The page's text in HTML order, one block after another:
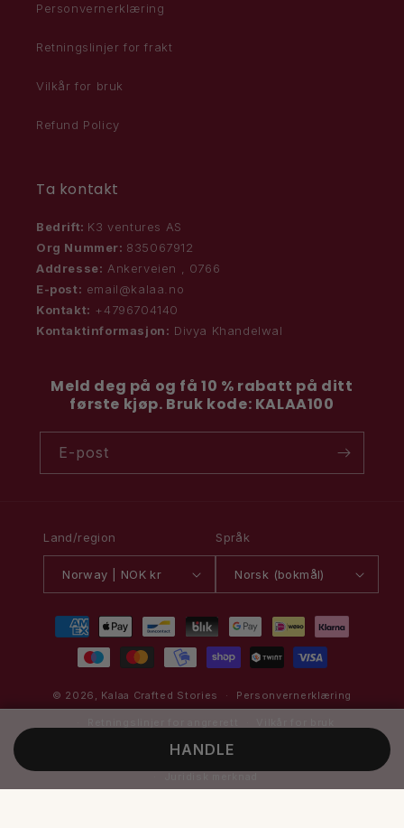
HANDLE
Personvernerklæring
Retningslinjer for frakt
Vilkår for bruk
Refund Policy
Ta kontakt
Bedrift: K3 ventures AS
Org Nummer: 835067912
Addresse: Ankerveien , 0766
E-post: email@kalaa.no
Kontakt: +4796704140
Kontaktinformasjon: Divya Khandelwal
Meld deg på og få 10 % rabatt på ditt
første kjøp. Bruk kode: KALAA100
E-post
Land/region
Norway | NOK kr
Språk
Norsk (bokmål)
Betalingsmåter
© 2026, Kalaa Crafted Stories Personvernerklæring
Retningslinjer for frakt Kontaktinformasjon